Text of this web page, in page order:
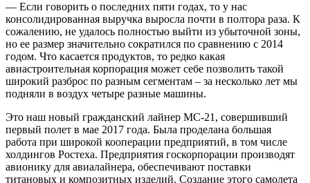
— Если говорить о последних пяти годах, то у нас
консолидированная выручка выросла почти в полтора раза. К
сожалению, не удалось полностью выйти из убыточной зоны,
но ее размер значительно сократился по сравнению с 2014
годом. Что касается продуктов, то редко какая
авиастроительная корпорация может себе позволить такой
широкий разброс по разным сегментам – за несколько лет мы
подняли в воздух четыре разные машины.
Это наш новый гражданский лайнер МС-21, совершивший
первый полет в мае 2017 года. Была проделана большая
работа при широкой кооперации предприятий, в том числе
холдингов Ростеха. Предприятия госкорпорации производят
авионику для авиалайнера, обеспечивают поставки
титановых и композитных изделий. Создание этого самолета